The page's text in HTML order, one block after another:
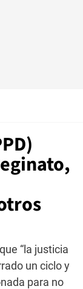
“la justicia
un ciclo y
para no